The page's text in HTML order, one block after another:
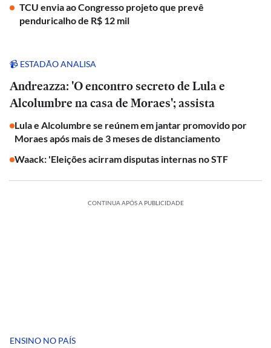
TCU envia ao Congresso projeto que prevê
penduricalho de R$ 12 mil
📹 ESTADÃO ANALISA
Andreazza: 'O encontro secreto de Lula e
Alcolumbre na casa de Moraes'; assista
Lula e Alcolumbre se reúnem em jantar promovido por
Moraes após mais de 3 meses de distanciamento
Waack: 'Eleições acirram disputas internas no STF
CONTINUA APÓS A PUBLICIDADE
ENSINO NO PAÍS